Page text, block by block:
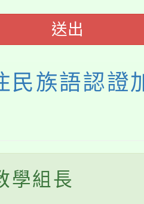
送出
民族語認證
學組長